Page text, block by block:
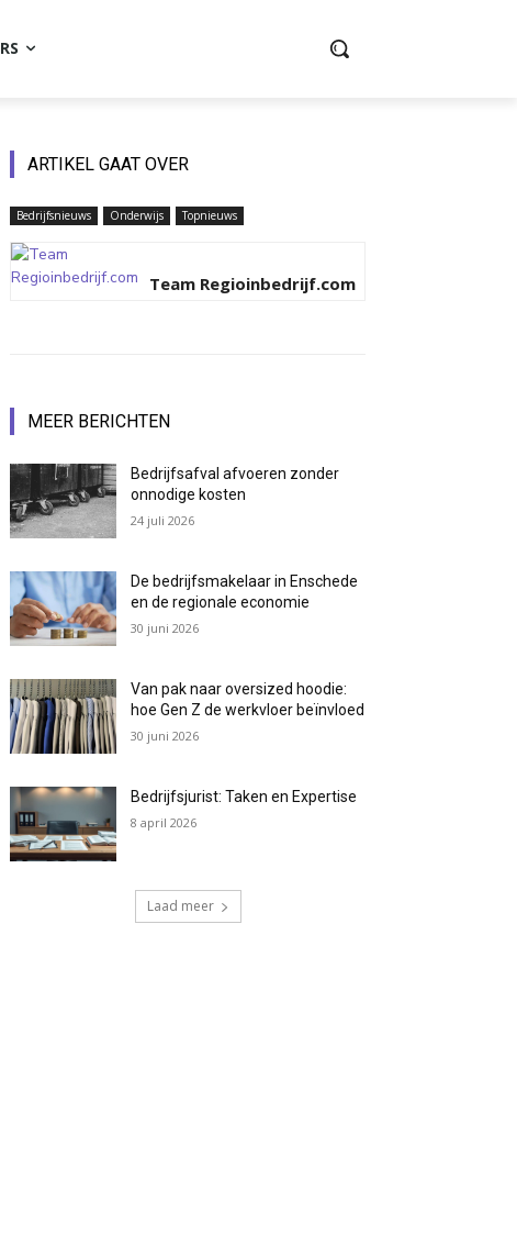
ARTIKEL GAAT OVER
Bedrijfsnieuws Onderwijs Topnieuws
Team Regioinbedrijf.com
MEER BERICHTEN
Bedrijfsafval afvoeren zonder
onnodige kosten
24 juli 2026
De bedrijfsmakelaar in Enschede
en de regionale economie
30 juni 2026
Van pak naar oversized hoodie:
hoe Gen Z de werkvloer beïnvloed
30 juni 2026
Bedrijfsjurist: Taken en Expertise
8 april 2026
Laad meer